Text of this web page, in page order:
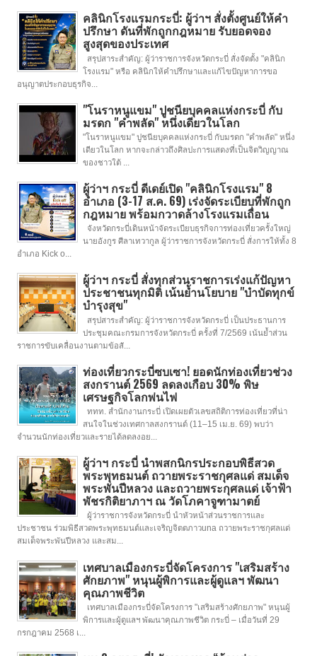
คลินิกโรงแรมกระบี่: ผู้ว่าฯ สั่งตั้งศูนย์ให้คำ
ปรึกษา ดันที่พักถูกกฎหมาย รับยอดจอง
สูงสุดของประเทศ
สรุปสาระสำคัญ: ผู้ว่าราชการจังหวัดกระบี่ สั่งจัดตั้ง "คลินิก
โรงแรม" หรือ คลินิกให้คำปรึกษาและแก้ไขปัญหาการขอ
อนุญาตประกอบธุรกิจ...
"โนราหนูแขม" ปูชนียบุคคลแห่งกระบี่ กับ
มรดก "คำพลัด" หนึ่งเดียวในโลก
"โนราหนูแขม" ปูชนียบุคคลแห่งกระบี่ กับมรดก "คำพลัด" หนึ่ง
เดียวในโลก หากจะกล่าวถึงศิลปะการแสดงที่เป็นจิตวิญญาณ
ของชาวใต้ ...
ผู้ว่าฯ กระบี่ ดีเดย์เปิด "คลินิกโรงแรม" 8
อำเภอ (3-17 ส.ค. 69) เร่งจัดระเบียบที่พักถูก
กฎหมาย พร้อมกวาดล้างโรงแรมเถื่อน
จังหวัดกระบี่เดินหน้าจัดระเบียบธุรกิจการท่องเที่ยวครั้งใหญ่
นายอังกูร ศีลาเทวากูล ผู้ว่าราชการจังหวัดกระบี่ สั่งการให้ทั้ง 8
อำเภอ Kick o...
ผู้ว่าฯ กระบี่ สั่งทุกส่วนราชการเร่งแก้ปัญหา
ประชาชนทุกมิติ เน้นย้ำนโยบาย "บำบัดทุกข์
บำรุงสุข"
สรุปสาระสำคัญ: ผู้ว่าราชการจังหวัดกระบี่ เป็นประธานการ
ประชุมคณะกรมการจังหวัดกระบี่ ครั้งที่ 7/2569 เน้นย้ำส่วน
ราชการขับเคลื่อนงานตามข้อสั...
ท่องเที่ยวกระบี่ซบเซา! ยอดนักท่องเที่ยวช่วง
สงกรานต์ 2569 ลดลงเกือบ 30% พิษ
เศรษฐกิจโลกพ่นไฟ
ททท. สำนักงานกระบี่ เปิดเผยตัวเลขสถิติการท่องเที่ยวที่น่า
สนใจในช่วงเทศกาลสงกรานต์ (11–15 เม.ย. 69) พบว่า
จำนวนนักท่องเที่ยวและรายได้ลดลงอย...
ผู้ว่าฯ กระบี่ นำพสกนิกรประกอบพิธีสวด
พระพุทธมนต์ ถวายพระราชกุศลแด่ สมเด็จ
พระพันปีหลวง และถวายพระกุศลแด่ เจ้าฟ้า
พัชรกิติยาภาฯ ณ วัดโภคาจูฑามาตย์
ผู้ว่าราชการจังหวัดกระบี่ นำหัวหน้าส่วนราชการและ
ประชาชน ร่วมพิธีสวดพระพุทธมนต์และเจริญจิตตภาวuna ถวายพระราชกุศลแด่
สมเด็จพระพันปีหลวง และสม...
เทศบาลเมืองกระบี่จัดโครงการ "เสริมสร้าง
ศักยภาพ" หนุนผู้พิการและผู้ดูแลฯ พัฒนา
คุณภาพชีวิต
เทศบาลเมืองกระบี่จัดโครงการ "เสริมสร้างศักยภาพ" หนุนผู้
พิการและผู้ดูแลฯ พัฒนาคุณภาพชีวิต กระบี่ – เมื่อวันที่ 29
กรกฎาคม 2568 เ...